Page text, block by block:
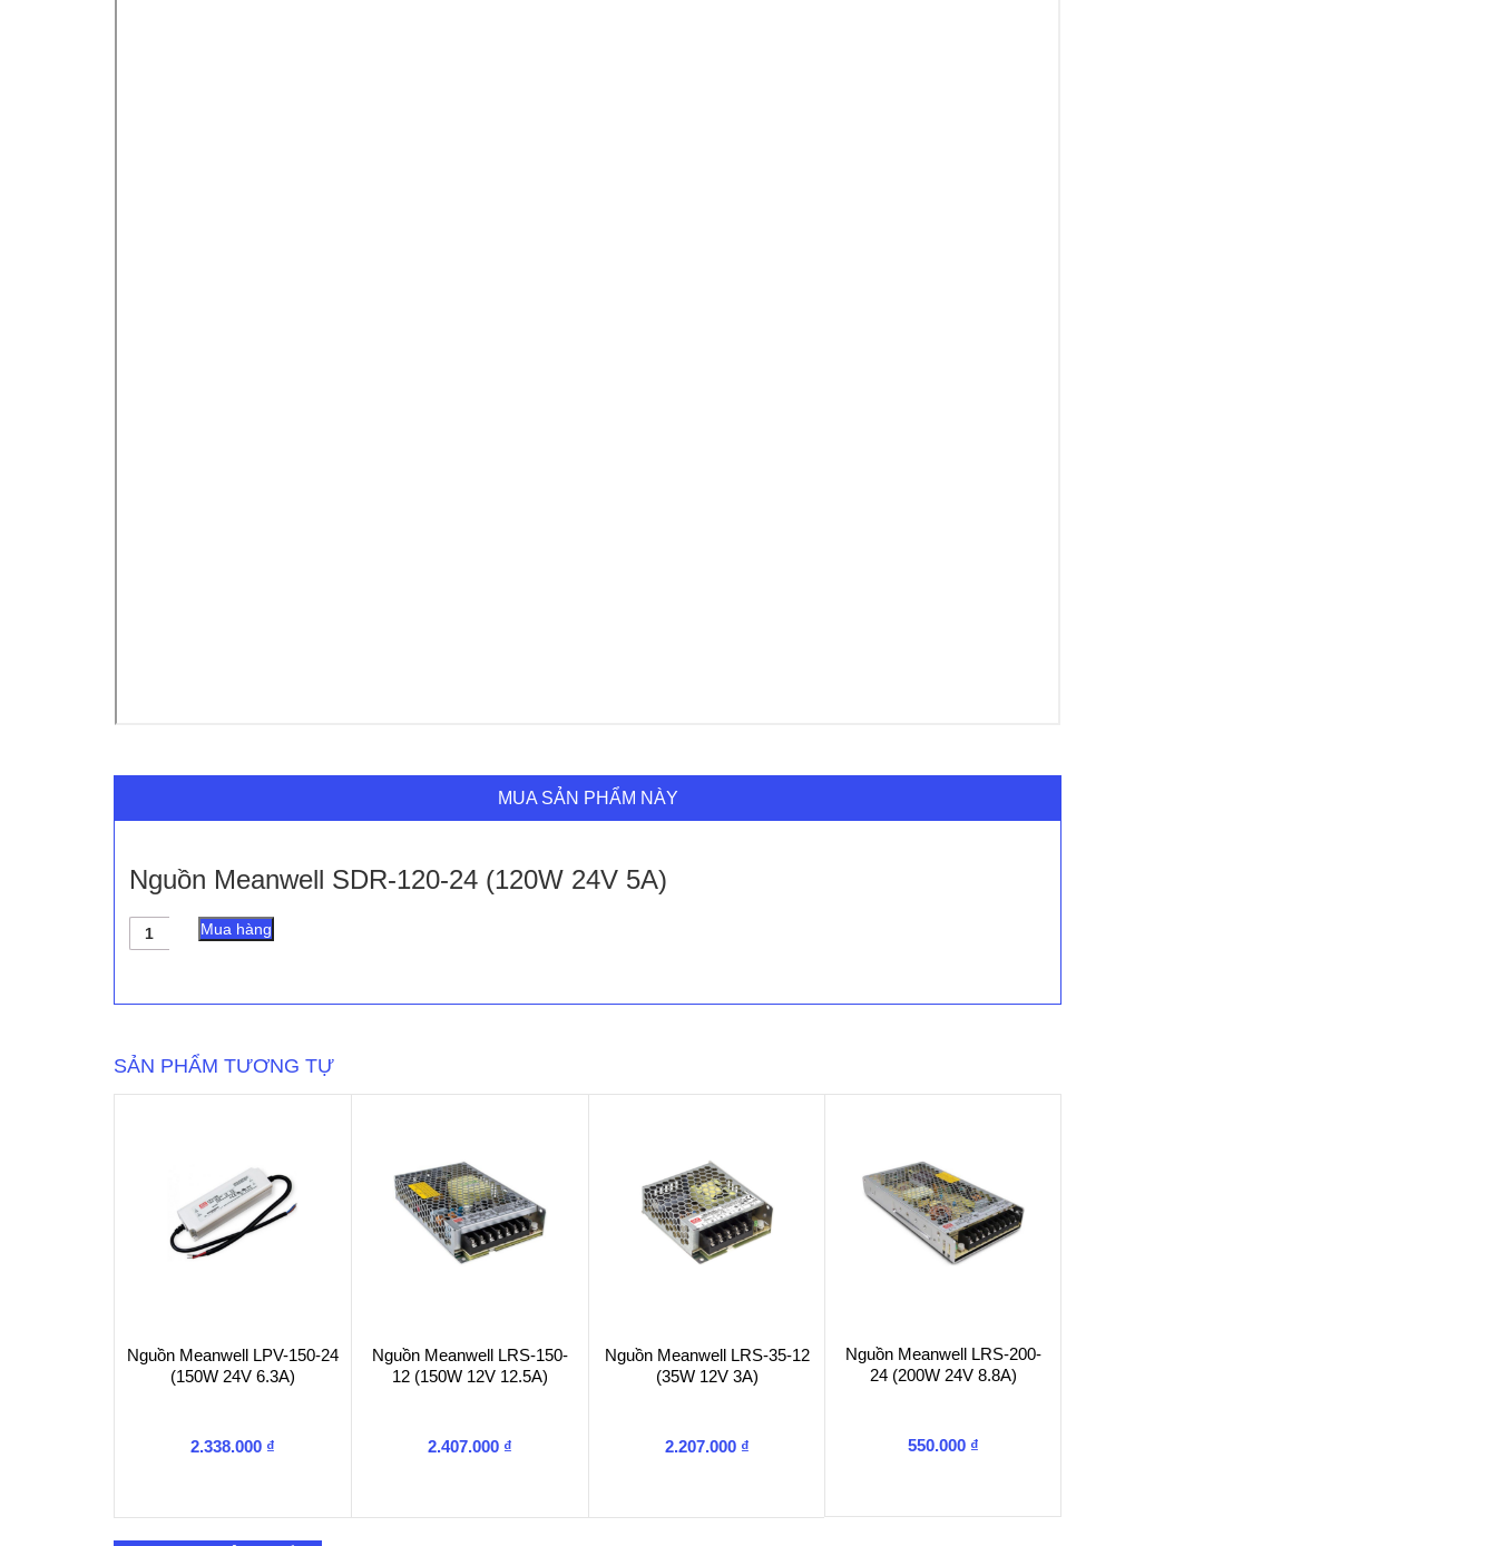
MUA SẢN PHẨM NÀY
Nguồn Meanwell SDR-120-24 (120W 24V 5A)
Nguồn
Meanwell
24
5A)
Mua hàng
SẢN PHẨM TƯƠNG TỰ
Nguồn Meanwell LPV-150-24
(150W 24V 6.3A)
2.338.000 ₫
Nguồn Meanwell LRS-150-
12 (150W 12V 12.5A)
2.407.000 ₫
Nguồn Meanwell LRS-35-12
(35W 12V 3A)
2.207.000 ₫
Nguồn Meanwell LRS-200-
24 (200W 24V 8.8A)
550.000 ₫